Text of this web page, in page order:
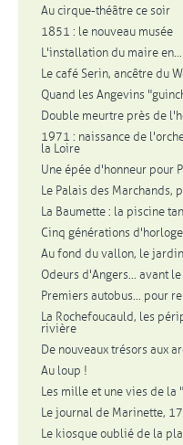
Au cirque-théâtre ce soir
1851 : le nouveau musée
L'installation du maire
Le café Serin, ancêtre du
Quand les Angevins
Double meurtre près de
1971 : naissance de
la Loire
Une épée d'honneur pour
Le Palais des Marchands,
La Baumette : la piscine
Cinq générations
Au fond du vallon, le
Odeurs d'Angers... avant
Premiers autobus... pour
La Rochefoucauld, les
rivière
De nouveaux trésors aux
Au loup !
Les mille et une vies de la
Le journal de Marinette,
Le kiosque oublié de la